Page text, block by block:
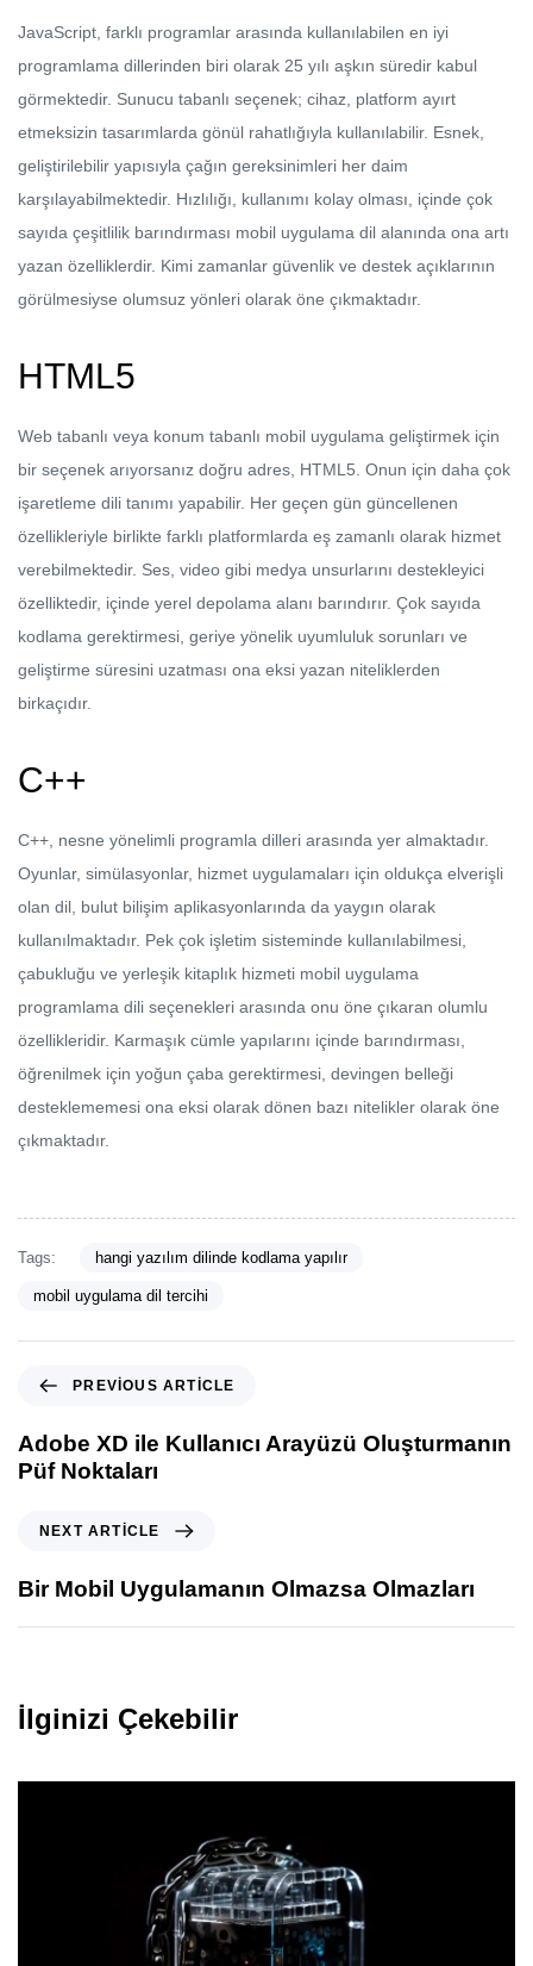
JavaScript, farklı programlar arasında kullanılabilen en iyi
programlama dillerinden biri olarak 25 yılı aşkın süredir kabul
görmektedir. Sunucu tabanlı seçenek; cihaz, platform ayırt
etmeksizin tasarımlarda gönül rahatlığıyla kullanılabilir. Esnek,
geliştirilebilir yapısıyla çağın gereksinimleri her daim
karşılayabilmektedir. Hızlılığı, kullanımı kolay olması, içinde çok
sayıda çeşitlilik barındırması mobil uygulama dil alanında ona artı
yazan özelliklerdir. Kimi zamanlar güvenlik ve destek açıklarının
görülmesiyse olumsuz yönleri olarak öne çıkmaktadır.
HTML5
Web tabanlı veya konum tabanlı mobil uygulama geliştirmek için
bir seçenek arıyorsanız doğru adres, HTML5. Onun için daha çok
işaretleme dili tanımı yapabilir. Her geçen gün güncellenen
özellikleriyle birlikte farklı platformlarda eş zamanlı olarak hizmet
verebilmektedir. Ses, video gibi medya unsurlarını destekleyici
özelliktedir, içinde yerel depolama alanı barındırır. Çok sayıda
kodlama gerektirmesi, geriye yönelik uyumluluk sorunları ve
geliştirme süresini uzatması ona eksi yazan niteliklerden
birkaçıdır.
C++
C++, nesne yönelimli programla dilleri arasında yer almaktadır.
Oyunlar, simülasyonlar, hizmet uygulamaları için oldukça elverişli
olan dil, bulut bilişim aplikasyonlarında da yaygın olarak
kullanılmaktadır. Pek çok işletim sisteminde kullanılabilmesi,
çabukluğu ve yerleşik kitaplık hizmeti mobil uygulama
programlama dili seçenekleri arasında onu öne çıkaran olumlu
özellikleridir. Karmaşık cümle yapılarını içinde barındırması,
öğrenilmek için yoğun çaba gerektirmesi, devingen belleği
desteklememesi ona eksi olarak dönen bazı nitelikler olarak öne
çıkmaktadır.
Tags: hangi yazılım dilinde kodlama yapılır
mobil uygulama dil tercihi
PREVIOUS ARTICLE
Adobe XD ile Kullanıcı Arayüzü Oluşturmanın
Püf Noktaları
NEXT ARTICLE
Bir Mobil Uygulamanın Olmazsa Olmazları
İlginizi Çekebilir